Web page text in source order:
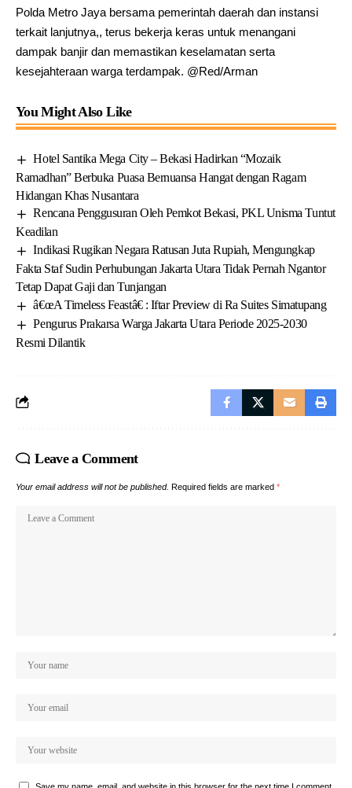
Polda Metro Jaya bersama pemerintah daerah dan instansi
terkait lanjutnya,, terus bekerja keras untuk menangani
dampak banjir dan memastikan keselamatan serta
kesejahteraan warga terdampak. @Red/Arman
You Might Also Like
Hotel Santika Mega City – Bekasi Hadirkan “Mozaik
Ramadhan” Berbuka Puasa Bernuansa Hangat dengan Ragam
Hidangan Khas Nusantara
Rencana Penggusuran Oleh Pemkot Bekasi, PKL Unisma Tuntut
Keadilan
Indikasi Rugikan Negara Ratusan Juta Rupiah, Mengungkap
Fakta Staf Sudin Perhubungan Jakarta Utara Tidak Pernah Ngantor
Tetap Dapat Gaji dan Tunjangan
â€œA Timeless Feastâ€ : Iftar Preview di Ra Suites Simatupang
Pengurus Prakarsa Warga Jakarta Utara Periode 2025-2030
Resmi Dilantik
Leave a Comment
Your email address will not be published. Required fields are marked *